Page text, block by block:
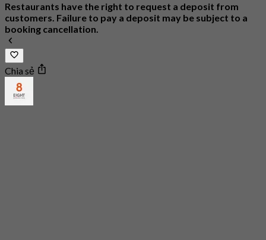
Restaurants have the right to request a deposit from
customers. Failure to pay a deposit may be subject to a
booking cancellation.
Chia sẻ